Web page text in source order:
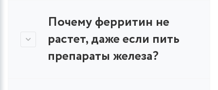
Почему ферритин не
растет, даже если пить
препараты железа?